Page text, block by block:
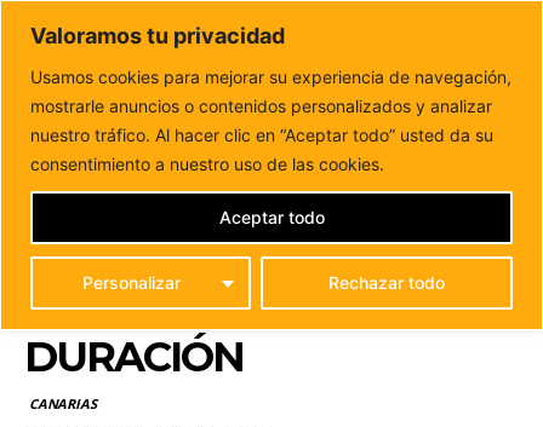
Valoramos tu privacidad
Usamos cookies para mejorar su experiencia de navegación,
mostrarle anuncios o contenidos personalizados y analizar
nuestro tráfico. Al hacer clic en “Aceptar todo” usted da su
consentimiento a nuestro uso de las cookies.
Personalizar Rechazar todo
Aceptar todo
DUNAS FM
Tu informacion de forma cercana
Inicio CANARIAS
España activa el registro obligatorio
para alquileres turísticos de corta duración
ESPAÑA ACTIVA EL
REGISTRO OBLIGATORIO
PARA ALQUILERES
TURÍSTICOS DE CORTA
DURACIÓN
CANARIAS